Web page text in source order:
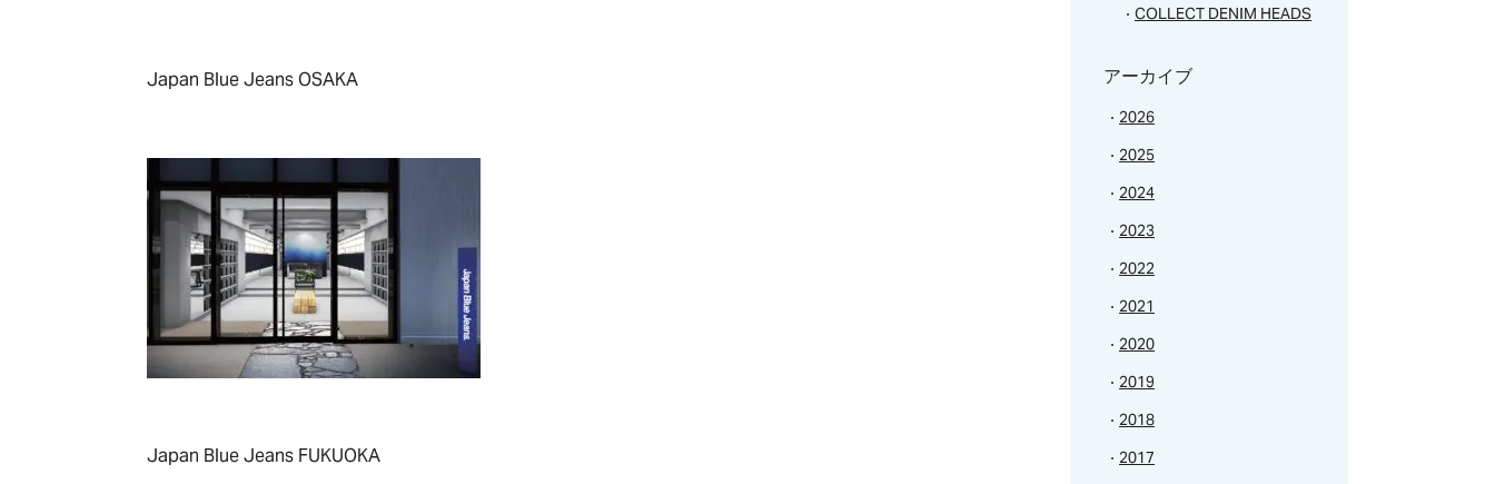
Japan Blue Jeans OSAKA
Japan Blue Jeans FUKUOKA
COLLECT DENIM HEADS
アーカイブ
2026
2025
2024
2023
2022
2021
2020
2019
2018
2017